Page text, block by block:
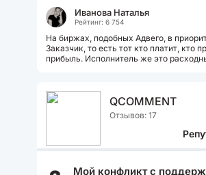
Иванова Наталья
Рейтинг: 6 754
На биржах, подобных Адвего, в
Заказчик, то есть тот кто платит, кто
прибыль. Исполнитель же это
QCOMMENT
Отзывов: 17
Мой конфликт с